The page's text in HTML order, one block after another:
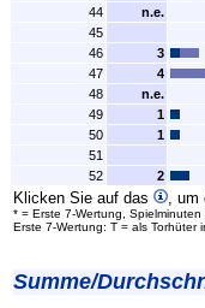
44
n.e.
45
46
3
47
4
48
n.e.
49
1
50
1
51
52
2
Klicken Sie auf das , um
* = Erste 7-Wertung,
Erste 7-Wertung: T = als Torhüter
Summe/